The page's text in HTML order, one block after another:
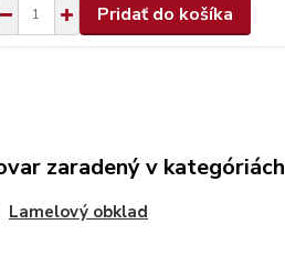
Pridať do košíka
zaradený v kategóriách
Lamelový obklad